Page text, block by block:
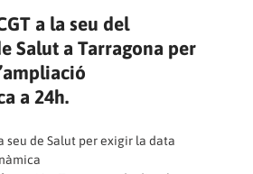
a la seu del
Salut a Tarragona per
a 24h.
seu de Salut per exigir la data